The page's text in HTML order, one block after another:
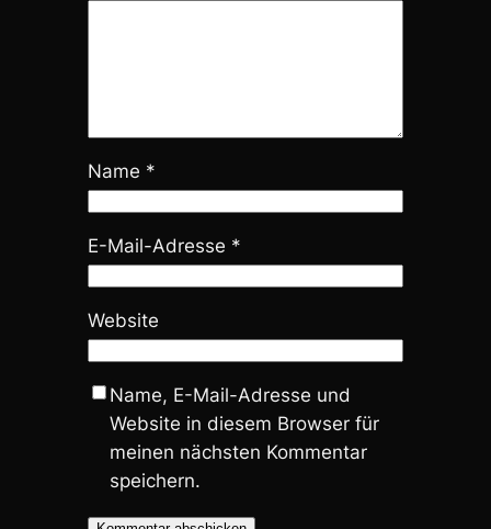
Name *
E-Mail-Adresse *
Website
Name, E-Mail-Adresse und
Website in diesem Browser für
meinen nächsten Kommentar
speichern.